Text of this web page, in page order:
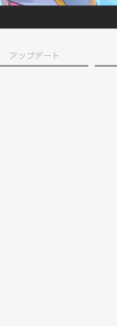
アップデート